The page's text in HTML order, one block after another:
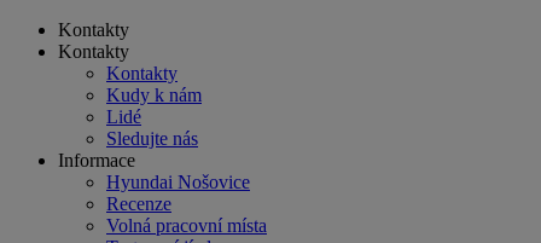
Kontakty
Kontakty
Kontakty
Kudy k nám
Lidé
Sledujte nás
Informace
Hyundai Nošovice
Recenze
Volná pracovní místa